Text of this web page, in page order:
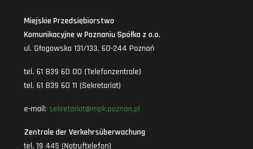
Miejskie Przedsiębiorstwo
Komunikacyjne w Poznaniu Spółka z o.o.
ul. Głogowska 131/133, 60-244 Poznań
tel. 61 839 60 00 (Telefonzentrale)
tel. 61 839 60 11 (Sekretariat)
e-mail: sekretariat@mpk.poznan.pl
Zentrale der Verkehrsüberwachung
tel. 19 445 (Notruftelefon)